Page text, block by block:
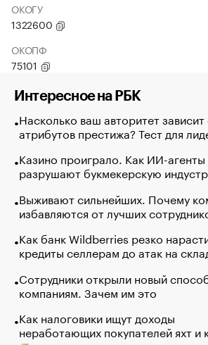
ОКОГУ
1322600
ОКОПФ
75101
Интересное на РБК
Насколько ваш авторитет зависит
атрибутов престижа? Тест для
Казино проиграло. Как ИИ-агенты
разрушают букмекерскую
Выживают сильнейших. Почему
избавляются от лучших
Как банк Wildberries резко
кредиты селлерам до атак на
Сотрудники открыли новый
компаниям. Зачем им это
Как налоговики ищут доходы
неработающих покупателей яхт и